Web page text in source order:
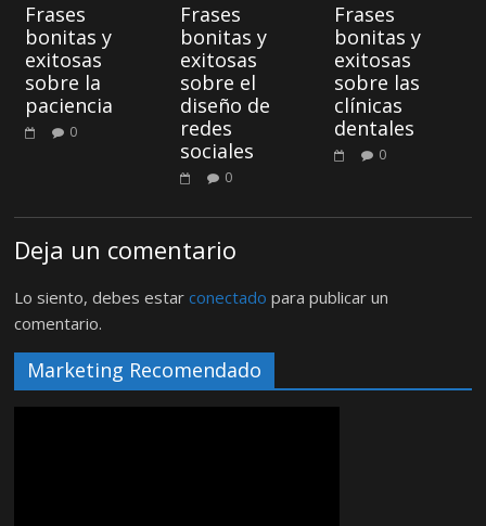
Frases
bonitas y
exitosas
sobre la
paciencia
0
Frases
bonitas y
exitosas
sobre el
diseño de
redes
sociales
0
Frases
bonitas y
exitosas
sobre las
clínicas
dentales
0
Deja un comentario
Lo siento, debes estarconectado para publicar un
comentario.
Marketing Recomendado